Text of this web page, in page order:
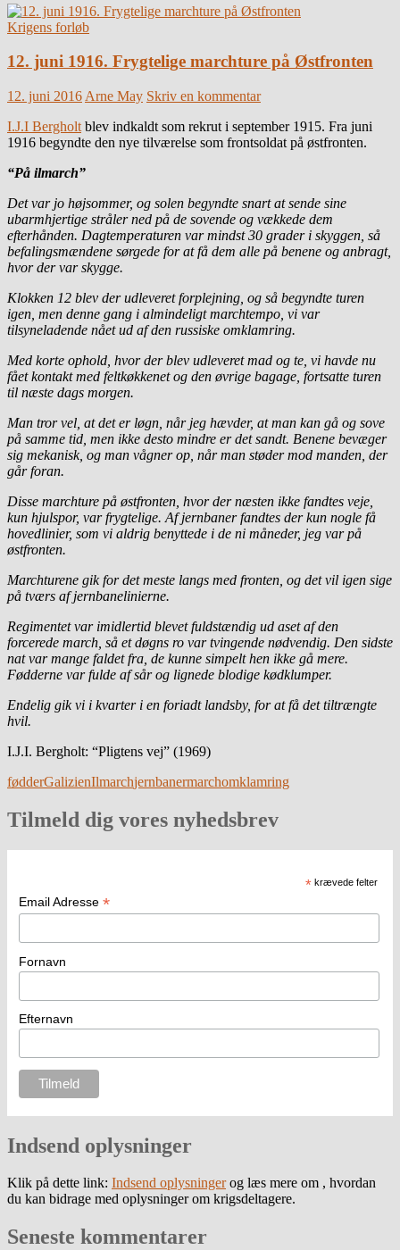
Krigens forløb
12. juni 1916. Frygtelige marchture på Østfronten
12. juni 2016 Arne May Skriv en kommentar
I.J.I Bergholt blev indkaldt som rekrut i september 1915. Fra juni
1916 begyndte den nye tilværelse som frontsoldat på østfronten.
“På ilmarch”
Det var jo højsommer, og solen begyndte snart at sende sine
ubarmhjertige stråler ned på de sovende og vækkede dem
efterhånden. Dagtemperaturen var mindst 30 grader i skyggen, så
befalingsmændene sørgede for at få dem alle på benene og anbragt,
hvor der var skygge.
Klokken 12 blev der udleveret forplejning, og så begyndte turen
igen, men denne gang i almindeligt marchtempo, vi var
tilsyneladende nået ud af den russiske omklamring.
Med korte ophold, hvor der blev udleveret mad og te, vi havde nu
fået kontakt med feltkøkkenet og den øvrige bagage, fortsatte turen
til næste dags morgen.
Man tror vel, at det er løgn, når jeg hævder, at man kan gå og sove
på samme tid, men ikke desto mindre er det sandt. Benene bevæger
sig mekanisk, og man vågner op, når man støder mod manden, der
går foran.
Disse marchture på østfronten, hvor der næsten ikke fandtes veje,
kun hjulspor, var frygtelige. Af jernbaner fandtes der kun nogle få
hovedlinier, som vi aldrig benyttede i de ni måneder, jeg var på
østfronten.
Marchturene gik for det meste langs med fronten, og det vil igen sige
på tværs af jernbanelinierne.
Regimentet var imidlertid blevet fuldstændig ud aset af den
forcerede march, så et døgns ro var tvingende nødvendig. Den sidste
nat var mange faldet fra, de kunne simpelt hen ikke gå mere.
Fødderne var fulde af sår og lignede blodige kødklumper.
Endelig gik vi i kvarter i en foriadt landsby, for at få det tiltrængte
hvil.
I.J.I. Bergholt: “Pligtens vej” (1969)
fødderGalizienIlmarchjernbanermarchomklamring
Tilmeld dig vores nyhedsbrev
* krævede felter
Email Adresse *
Fornavn
Efternavn
Indsend oplysninger
Klik på dette link: Indsend oplysningerog læs mere om , hvordan
du kan bidrage med oplysninger om krigsdeltagere.
Seneste kommentarer